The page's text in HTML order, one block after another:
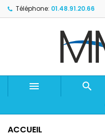
Téléphone: 01.48.91.20.66
 
ACCUEIL